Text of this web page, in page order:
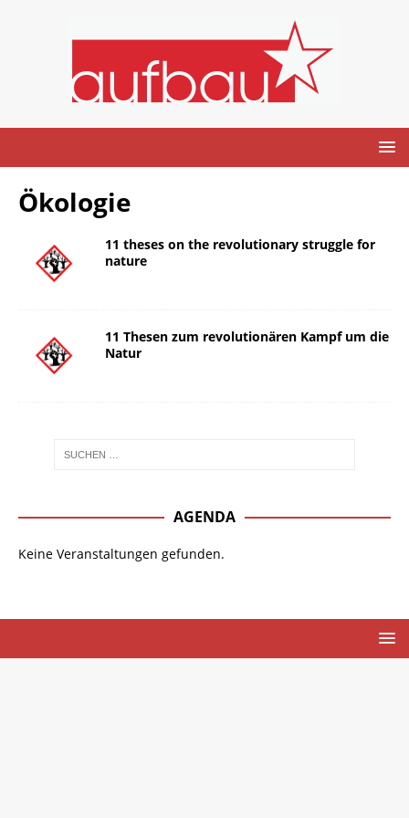
Ökologie
11 theses on the revolutionary struggle for
nature
11 Thesen zum revolutionären Kampf um die
Natur
AGENDA
Keine Veranstaltungen gefunden.